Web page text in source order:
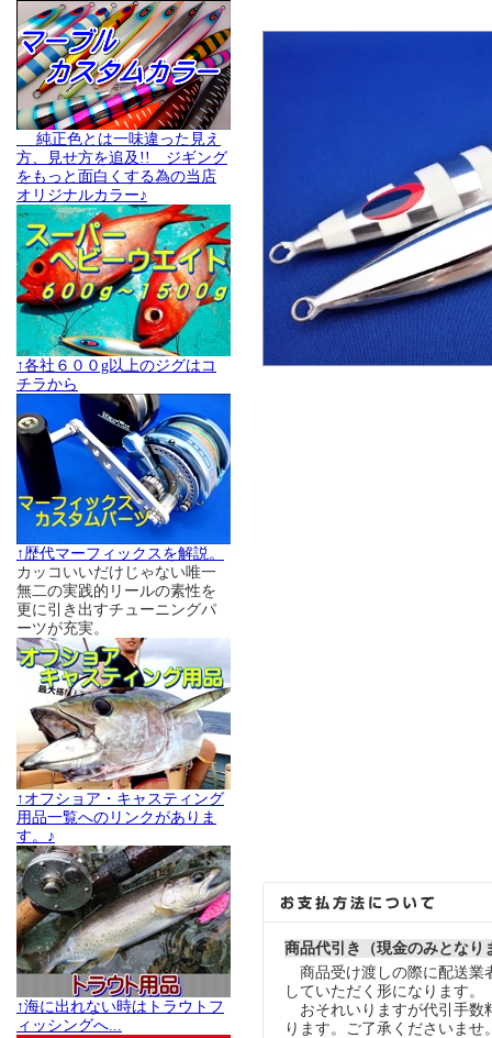
純正色とは一味違った見え
方、見せ方を追及!! ジギング
をもっと面白くする為の当店
オリジナルカラー♪
↑各社６００g以上のジグはコ
チラから
↑歴代マーフィックスを解説。
カッコいいだけじゃない唯一
無二の実践的リールの素性を
更に引き出すチューニングパ
ーツが充実。
↑オフショア・キャスティング
用品一覧へのリンクがありま
す。♪
↑海に出れない時はトラウトフ
ィッシングへ...
商品代引き（現金のみとなり
商品受け渡しの際に配送業
していただく形になります。
おそれいりますが代引手数
ります。ご了承くださいませ